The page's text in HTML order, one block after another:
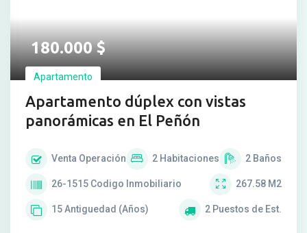
180.000$
Apartamento
Apartamento dúplex con vistas
panorámicas en El Peñón
Venta Operación 2 Habitaciones 2 Baños
26-1515 Codigo Inmobiliario 267.58 M2
15Antiguedad (Años) 2 Puestos de Est.